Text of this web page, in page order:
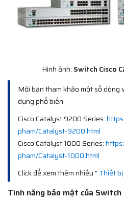
Hình ảnh: Switch Cisco
Mời bạn tham khảo một số dòng
dụng phổ biến
Cisco Catalyst 9200 Series:
pham/Catalyst-9200.html
Cisco Catalyst 1000 Series:
pham/Catalyst-1000.html
Click để xem thêm nhiều " Thiết
Tính năng bảo mật của